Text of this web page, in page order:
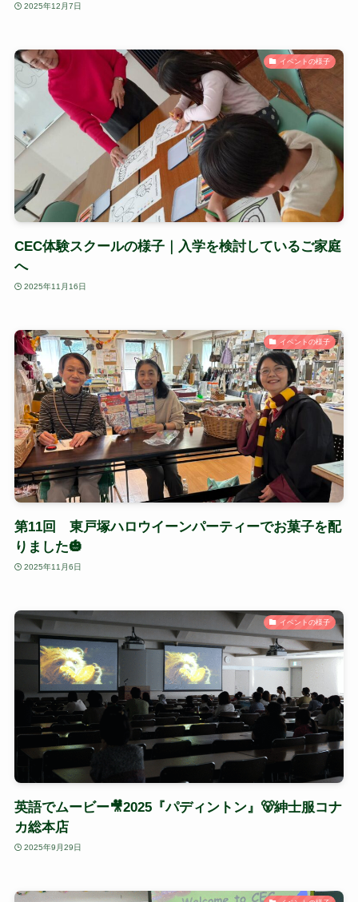
2025年12月7日
イベントの様子
CEC体験スクールの様子｜入学を検討しているご家庭
へ
2025年11月16日
イベントの様子
第11回 東戸塚ハロウイーンパーティーでお菓子を配
りました🎃
2025年11月6日
イベントの様子
英語でムービー🎥2025『パディントン』🐻紳士服コナ
カ総本店
2025年9月29日